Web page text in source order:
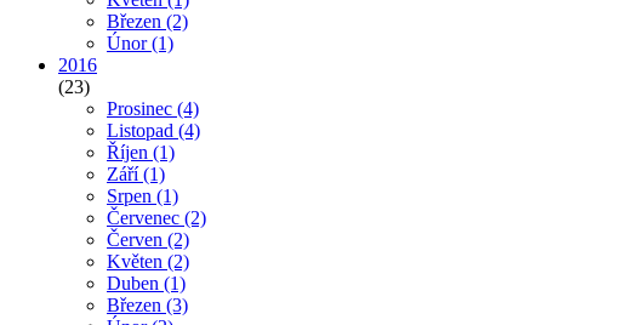
Březen (2)
Únor(1)
2016
(23)
Prosinec (4)
Listopad (4)
Říjen (1)
Září(1)
Srpen (1)
Červenec (2)
Červen (2)
Květen (2)
Duben (1)
Březen (3)